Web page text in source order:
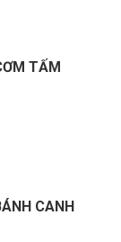
TẤM
CANH